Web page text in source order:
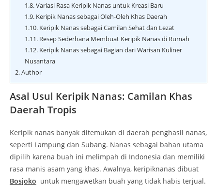
1.8.Variasi Rasa Keripik Nanas untuk Kreasi Baru
1.9.Keripik Nanas sebagai Oleh-Oleh Khas Daerah
1.10.Keripik Nanas sebagai Camilan Sehat dan Lezat
1.11.Resep Sederhana Membuat Keripik Nanas di Rumah
1.12.Keripik Nanas sebagai Bagian dari Warisan Kuliner
Nusantara
2.Author
Asal Usul Keripik Nanas: Camilan Khas
Daerah Tropis
Keripik nanas banyak ditemukan di daerah penghasil nanas,
seperti Lampung dan Subang. Nanas sebagai bahan utama
dipilih karena buah ini melimpah di Indonesia dan memiliki
rasa manis asam yang khas. Awalnya, keripiknanas dibuat
Bosjoko untuk mengawetkan buah yang tidak habis terjual.